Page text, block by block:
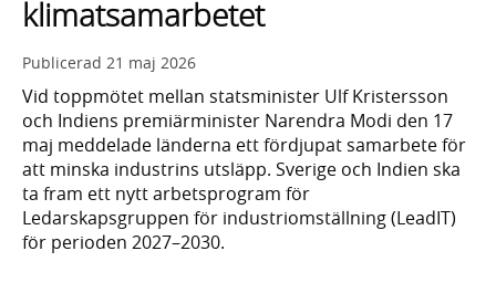
klimatsamarbetet
Publicerad 21 maj 2026
Vid toppmötet mellan statsminister Ulf Kristersson
och Indiens premiärminister Narendra Modi den 17
maj meddelade länderna ett fördjupat samarbete för
att minska industrins utsläpp. Sverige och Indien ska
ta fram ett nytt arbetsprogram för
Ledarskapsgruppen för industriomställning (LeadIT)
för perioden 2027–2030.